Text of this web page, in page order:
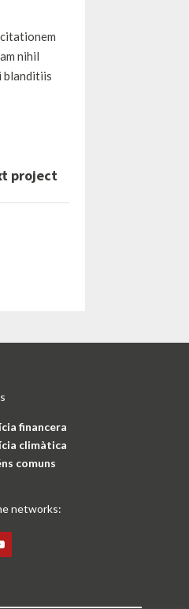
nihil
blanditiis
project
financera
climàtica
comuns
networks: